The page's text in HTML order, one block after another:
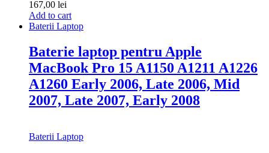
167,00 lei
Add to cart
Baterii Laptop
Baterie laptop pentru Apple
MacBook Pro 15 A1150 A1211 A1226
A1260 Early 2006, Late 2006, Mid
2007, Late 2007, Early 2008
Baterii Laptop